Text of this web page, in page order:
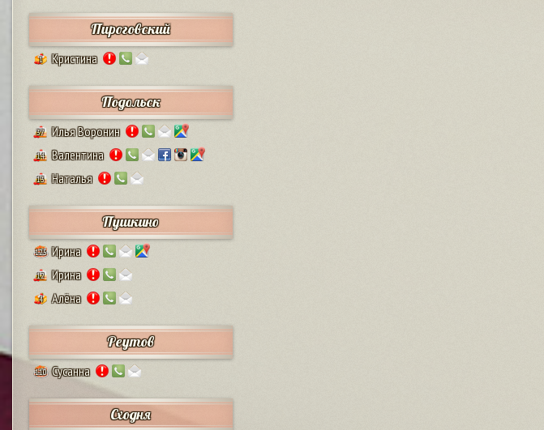
Пироговский
1 Кристина
Подольск
37 Илья Воронин
14 Валентина
13 Наталья
Пушкино
125 Ирина
12 Ирина
4 Алёна
Реутов
110 Сусанна
Сходня